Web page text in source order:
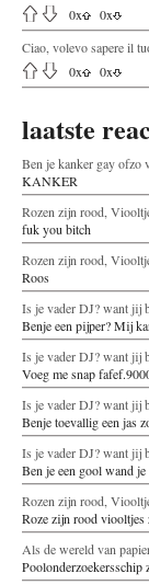
0x 0x
Ciao, volevo sapere il
0x 0x
laatste
Ben je kanker gay ofzo
KANKER
Rozen zijn rood,
fuk you bitch
Rozen zijn rood,
Roos
Is je vader DJ? want jij
Benje een pijper? Mij
Is je vader DJ? want jij
Voeg me snap
Is je vader DJ? want jij
Benje toevallig een jas
Is je vader DJ? want jij
Ben je een gool wand
Rozen zijn rood,
Roze zijn rood viooltjes
Als de wereld van
Poolonderzoekersschip